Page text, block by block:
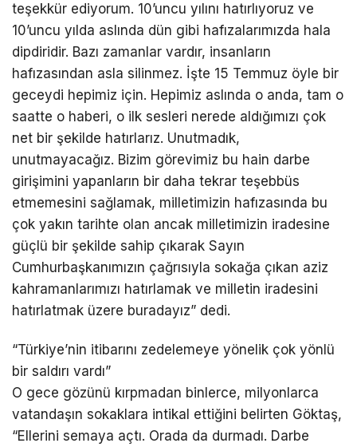
teşekkür ediyorum. 10’uncu yılını hatırlıyoruz ve
10’uncu yılda aslında dün gibi hafızalarımızda hala
dipdiridir. Bazı zamanlar vardır, insanların
hafızasından asla silinmez. İşte 15 Temmuz öyle bir
geceydi hepimiz için. Hepimiz aslında o anda, tam o
saatte o haberi, o ilk sesleri nerede aldığımızı çok
net bir şekilde hatırlarız. Unutmadık,
unutmayacağız. Bizim görevimiz bu hain darbe
girişimini yapanların bir daha tekrar teşebbüs
etmemesini sağlamak, milletimizin hafızasında bu
çok yakın tarihte olan ancak milletimizin iradesine
güçlü bir şekilde sahip çıkarak Sayın
Cumhurbaşkanımızın çağrısıyla sokağa çıkan aziz
kahramanlarımızı hatırlamak ve milletin iradesini
hatırlatmak üzere buradayız” dedi.
“Türkiye’nin itibarını zedelemeye yönelik çok yönlü
bir saldırı vardı”
O gece gözünü kırpmadan binlerce, milyonlarca
vatandaşın sokaklara intikal ettiğini belirten Göktaş,
“Ellerini semaya açtı. Orada da durmadı. Darbe